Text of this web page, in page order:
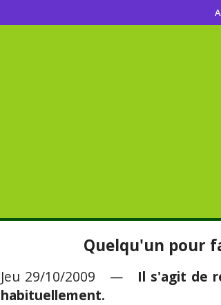
Quelqu'un pour
Jeu 29/10/2009 — Il s'agit de
habituellement.